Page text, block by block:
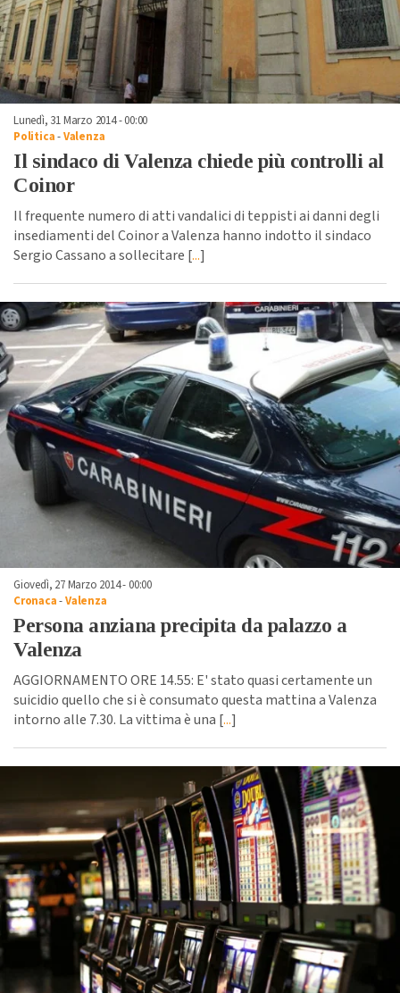
Lunedì, 31 Marzo 2014 - 00:00
Politica-Valenza
Il sindaco di Valenza chiede più controlli al
Coinor
Il frequente numero di atti vandalici di teppisti ai danni degli
insediamenti del Coinor a Valenza hanno indotto il sindaco
Sergio Cassano a sollecitare [...]
Giovedì, 27 Marzo 2014 - 00:00
Cronaca-Valenza
Persona anziana precipita da palazzo a
Valenza
AGGIORNAMENTO ORE 14.55: E' stato quasi certamente un
suicidio quello che si è consumato questa mattina a Valenza
intorno alle 7.30. La vittima è una [...]